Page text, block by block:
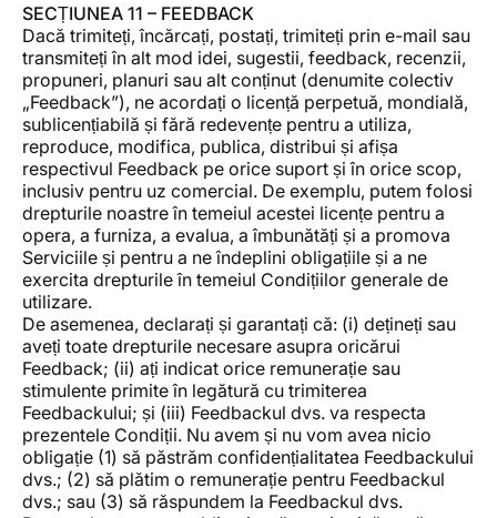
SECȚIUNEA 11 – FEEDBACK
Dacă trimiteți, încărcați, postați, trimiteți prin e-mail sau
transmiteți în alt mod idei, sugestii, feedback, recenzii,
propuneri, planuri sau alt conținut (denumite colectiv
„Feedback”), ne acordați o licență perpetuă, mondială,
sublicențiabilă și fără redevențe pentru a utiliza,
reproduce, modifica, publica, distribui și afișa
respectivul Feedback pe orice suport și în orice scop,
inclusiv pentru uz comercial. De exemplu, putem folosi
drepturile noastre în temeiul acestei licențe pentru a
opera, a furniza, a evalua, a îmbunătăți și a promova
Serviciile și pentru a ne îndeplini obligațiile și a ne
exercita drepturile în temeiul Condițiilor generale de
utilizare.
De asemenea, declarați și garantați că: (i) dețineți sau
aveți toate drepturile necesare asupra oricărui
Feedback; (ii) ați indicat orice remunerație sau
stimulente primite în legătură cu trimiterea
Feedbackului; și (iii) Feedbackul dvs. va respecta
prezentele Condiții. Nu avem și nu vom avea nicio
obligație (1) să păstrăm confidențialitatea Feedbackului
dvs.; (2) să plătim o remunerație pentru Feedbackul
dvs.; sau (3) să răspundem la Feedbackul dvs.